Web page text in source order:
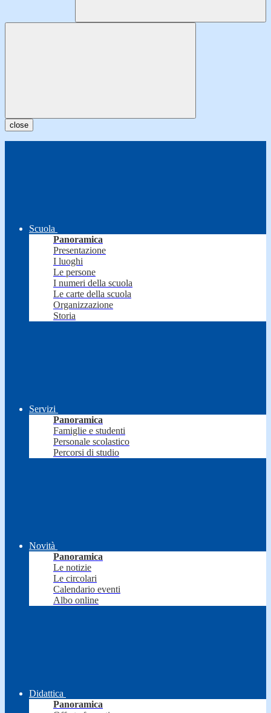
close
Scuola
Panoramica
Presentazione
I luoghi
Le persone
I numeri della scuola
Le carte della scuola
Organizzazione
Storia
Servizi
Panoramica
Famiglie e studenti
Personale scolastico
Percorsi di studio
Novità
Panoramica
Le notizie
Le circolari
Calendario eventi
Albo online
Didattica
Panoramica